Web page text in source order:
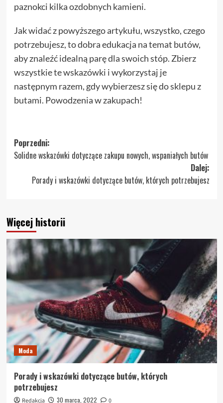
paznokci kilka ozdobnych kamieni.
Jak widać z powyższego artykułu, wszystko, czego
potrzebujesz, to dobra edukacja na temat butów,
aby znaleźć idealną parę dla swoich stóp. Zbierz
wszystkie te wskazówki i wykorzystaj je
następnym razem, gdy wybierzesz się do sklepu z
butami. Powodzenia w zakupach!
Zobacz
wpisy
Poprzedni:
Solidne wskazówki dotyczące zakupu nowych, wspaniałych butów
Dalej:
Porady i wskazówki dotyczące butów, których potrzebujesz
Więcej historii
Moda
Porady i wskazówki dotyczące butów, których
potrzebujesz
Redakcja 30 marca, 2022 0